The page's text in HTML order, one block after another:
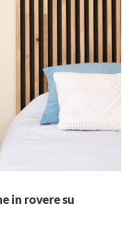
in rovere su